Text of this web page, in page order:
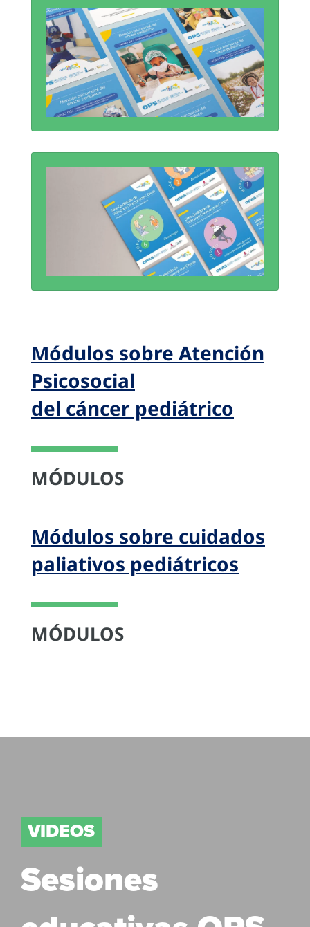
Módulos sobre Atención
Psicosocial
del cáncer pediátrico
MÓDULOS
Módulos sobre cuidados
paliativos pediátricos
MÓDULOS
VIDEOS
Sesiones